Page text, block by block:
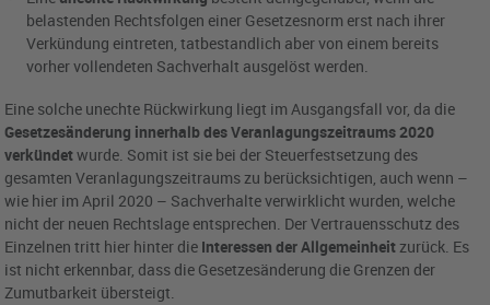
belastenden Rechtsfolgen einer Gesetzesnorm erst nach ihrer
Verkündung eintreten, tatbestandlich aber von einem bereits
vorher vollendeten Sachverhalt ausgelöst werden.
Eine solche unechte Rückwirkung liegt im Ausgangsfall vor, da die
Gesetzesänderung innerhalb des Veranlagungszeitraums 2020
verkündetwurde. Somit ist sie bei der Steuerfestsetzung des
gesamten Veranlagungszeitraums zu berücksichtigen, auch wenn –
wie hier im April 2020 – Sachverhalte verwirklicht wurden, welche
nicht der neuen Rechtslage entsprechen. Der Vertrauensschutz des
Einzelnen tritt hier hinter die Interessen der Allgemeinheitzurück. Es
ist nicht erkennbar, dass die Gesetzesänderung die Grenzen der
Zumutbarkeit übersteigt.